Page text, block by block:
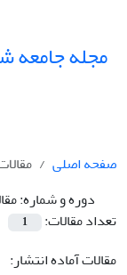
مجله جامعه
صفحه اصلی
دوره و شماره:
تعداد مقالات:
1
مقالات آماده انتشار: